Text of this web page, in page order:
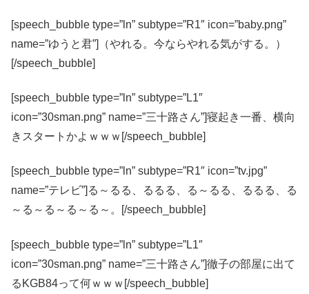
[speech_bubble type=”ln” subtype=”R1″ icon=”baby.png”
name=”ゆうと君”]（やれる。今ならやれる気がする。）
[/speech_bubble]
[speech_bubble type=”ln” subtype=”L1″
icon=”30sman.png” name=”三十路さん”]寝起き一番、横向
きスタートかよｗｗｗ[/speech_bubble]
[speech_bubble type=”ln” subtype=”R1″ icon=”tv.jpg”
name=”テレビ”]る～るる、るるる、る～るる、るるる、る
～る～る～る～る～。[/speech_bubble]
[speech_bubble type=”ln” subtype=”L1″
icon=”30sman.png” name=”三十路さん”]徹子の部屋に出て
るKGB84って何ｗｗｗ[/speech_bubble]